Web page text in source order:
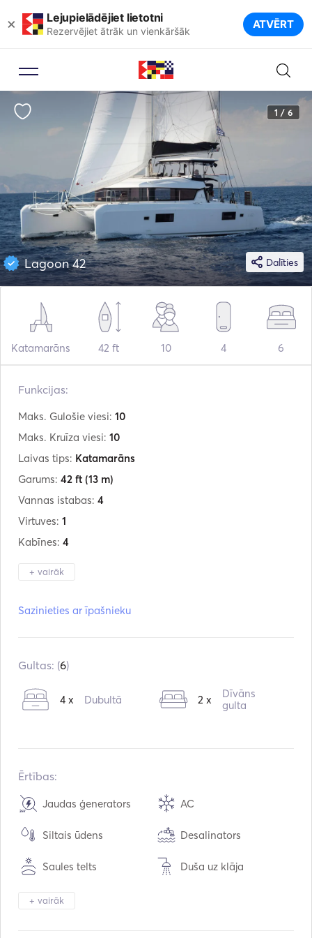
× Lejupielādējiet lietotni
Rezervējiet ātrāk un vienkāršāk ATVĒRT
1 / 6
Dalīties
Lagoon 42
Katamarāns 42 ft 10 4 6
Funkcijas:
Maks. Gulošie viesi: 10
Maks. Kruīza viesi: 10
Laivas tips: Katamarāns
Garums: 42 ft (13 m)
Vannas istabas: 4
Virtuves: 1
Kabīnes: 4
+ vairāk
Dzinēji: 2 x 57hp
Ūdens ietilpība:600 L
Sazinieties ar īpašnieku
Gultas: (6)
4 x Dubultā 2 x
Dīvāns
gulta
Ērtības:
Jaudas ģenerators AC
Siltais ūdens Desalinators
Saules telts Duša uz klāja
Skaļruņi uz klāja
+ vairāk